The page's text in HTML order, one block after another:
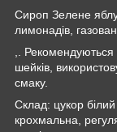
Сироп Зелене
лимонадів,
,.
шейків,
смаку.
Склад: цукор
крохмальна,